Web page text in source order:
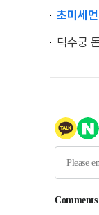
초미세
덕수궁